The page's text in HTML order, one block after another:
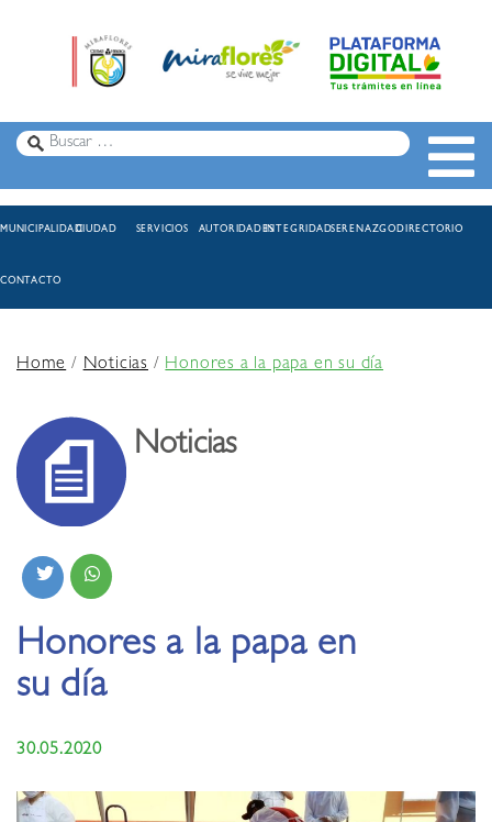
MUNICIPALIDADCIUDAD SERVICIOS AUTORIDADESINTEGRIDADSERENAZGODIRECTORIO
CONTACTO
Home/Noticias /Honores a la papa en su día
Noticias
Honores a la papa en
su día
30.05.2020